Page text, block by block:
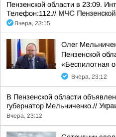
Пензенской области в 23:09.
Телефон:112.// МЧС Пензенской
Вчера, 23:15
Олег
Пензенской
«Беспилотная
Вчера, 23:12
В Пензенской области
губернатор Мельниченко.//
Вчера, 23:12